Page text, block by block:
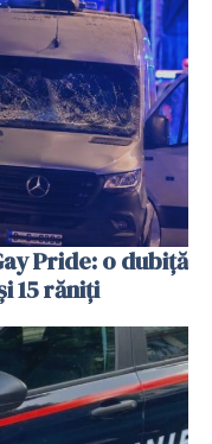
Pride: o dubiță
15 răniți